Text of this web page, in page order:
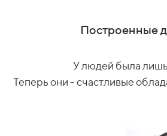
Построенные
У людей была
Теперь они - счастливые